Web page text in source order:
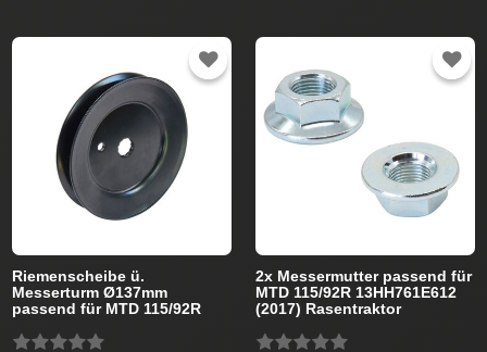
Riemenscheibe ü.
Messerturm Ø137mm
passend für MTD 115/92R
Rasentraktor
2x Messermutter passend für
MTD 115/92R 13HH761E612
(2017) Rasentraktor